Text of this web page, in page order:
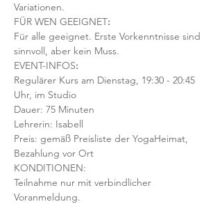
Variationen.
FÜR WEN GEEIGNET:
Für alle geeignet. Erste Vorkenntnisse sind
sinnvoll, aber kein Muss.
EVENT-INFOS:
Regulärer Kurs am Dienstag, 19:30 - 20:45
Uhr, im Studio
Dauer: 75 Minuten
Lehrerin: Isabell
Preis: gemäß Preisliste der YogaHeimat,
Bezahlung vor Ort
KONDITIONEN:
Teilnahme nur mit verbindlicher
Voranmeldung.